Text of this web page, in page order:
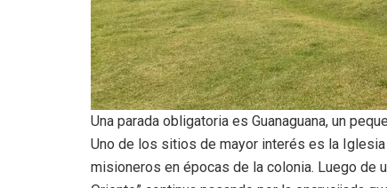
Una parada obligatoria es Guanaguana, un
Uno de los sitios de mayor interés es la
misioneros en épocas de la colonia. Luego de